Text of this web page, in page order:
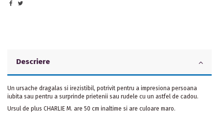
Descriere
Un ursache dragalas si irezistibil, potrivit pentru a impresiona persoana
iubita sau pentru a surprinde prietenii sau rudele cu un astfel de cadou.
Ursul de plus CHARLIE M. are 50 cm inaltime si are culoare maro.